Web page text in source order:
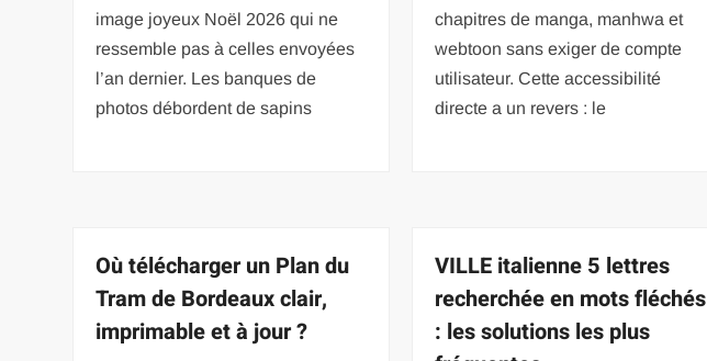
image joyeux Noël 2026 qui ne
ressemble pas à celles envoyées
l’an dernier. Les banques de
photos débordent de sapins
chapitres de manga, manhwa et
webtoon sans exiger de compte
utilisateur. Cette accessibilité
directe a un revers : le
Où télécharger un Plan du
Tram de Bordeaux clair,
imprimable et à jour ?
VILLE italienne 5 lettres
recherchée en mots fléchés
: les solutions les plus